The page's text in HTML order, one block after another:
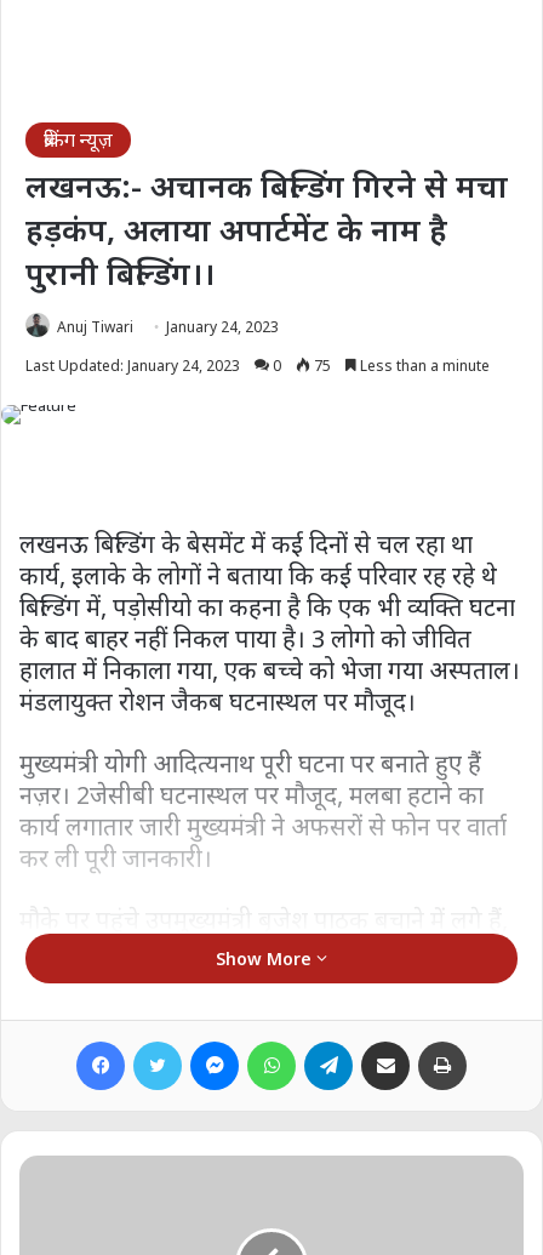
ब्रेकिंग न्यूज़
लखनऊ:- अचानक बिल्डिंग गिरने से मचा
हड़कंप, अलाया अपार्टमेंट के नाम है
पुरानी बिल्डिंग।।
Anuj Tiwari
January 24, 2023
Last Updated: January 24, 2023
0 75 Less than a minute
लखनऊ बिल्डिंग के बेसमेंट में कई दिनों से चल रहा था
कार्य, इलाके के लोगों ने बताया कि कई परिवार रह रहे थे
बिल्डिंग में, पड़ोसीयो का कहना है कि एक भी व्यक्ति घटना
के बाद बाहर नहीं निकल पाया है। 3 लोगो को जीवित
हालात में निकाला गया, एक बच्चे को भेजा गया अस्पताल।
मंडलायुक्त रोशन जैकब घटनास्थल पर मौजूद।
मुख्यमंत्री योगी आदित्यनाथ पूरी घटना पर बनाते हुए हैं
नज़र। 2जेसीबी घटनास्थल पर मौजूद, मलबा हटाने का
कार्य लगातार जारी मुख्यमंत्री ने अफसरों से फोन पर वार्ता
कर ली पूरी जानकारी।
अत्याधुनिक मशीनों को मंगाया गया है। एनडीआरएफ,
एसडीआरएफ की टीम मौके पर मौजूद।।
Show More
Facebook Twitter MessengerWhatsAppTelegram Share via Email